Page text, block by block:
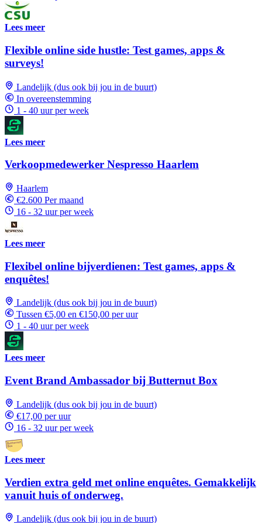
Lees meer
Flexible online side hustle: Test games, apps &
surveys!
Landelijk (dus ook bij jou in de buurt)
In overeenstemming
1 - 40 uur per week
Lees meer
Verkoopmedewerker Nespresso Haarlem
Haarlem
€2.600 Per maand
16 - 32 uur per week
Lees meer
Flexibel online bijverdienen: Test games, apps &
enquêtes!
Landelijk (dus ook bij jou in de buurt)
Tussen €5,00 en €150,00 per uur
1 - 40 uur per week
Lees meer
Event Brand Ambassador bij Butternut Box
Landelijk (dus ook bij jou in de buurt)
€17,00 per uur
16 - 32 uur per week
Lees meer
Verdien extra geld met online enquêtes. Gemakkelijk
vanuit huis of onderweg.
Landelijk (dus ook bij jou in de buurt)